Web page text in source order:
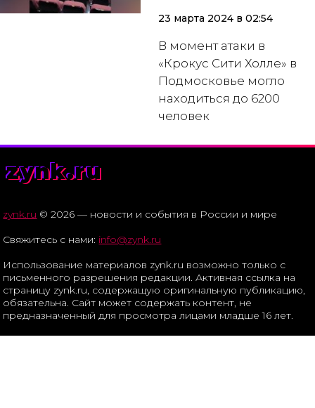
23 марта 2024 в 02:54
В момент атаки в
«Крокус Сити Холле» в
Подмосковье могло
находиться до 6200
человек
zynk.ru
zynk.ru © 2026 — новости и события в России и мире
Свяжитесь с нами: info@zynk.ru
Использование материалов zynk.ru возможно только с
письменного разрешения редакции. Активная ссылка на
страницу zynk.ru, содержащую оригинальную публикацию,
обязательна. Сайт может содержать контент, не
предназначенный для просмотра лицами младше 16 лет.